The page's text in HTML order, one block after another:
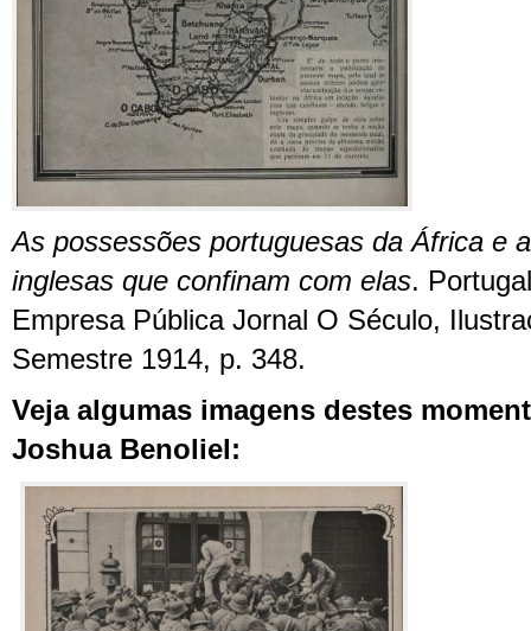
As possessões portuguesas da África e
inglesas que confinam com elas.
Empresa Pública Jornal O Século,
Semestre 1914, p. 348.
Veja algumas imagens destes
Joshua Benoliel: